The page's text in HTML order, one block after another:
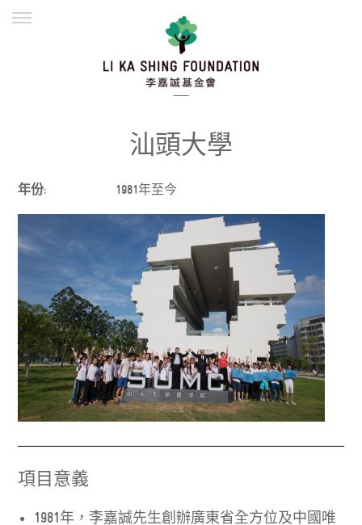
繁體
汕頭大學
年份: 1981年至今
項目意義
1981年，李嘉誠先生創辦廣東省全方位及中國唯